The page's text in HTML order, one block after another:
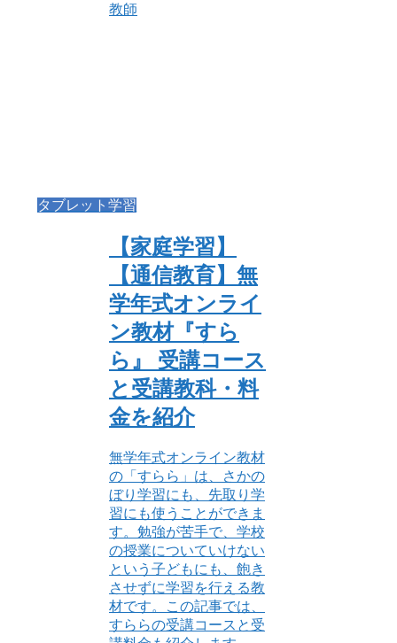
教師
タブレット学習
【家庭学習】
【通信教育】無
学年式オンライ
ン教材『すら
ら』 受講コース
と受講教科・料
金を紹介
無学年式オンライン教材
の「すらら」は、さかの
ぼり学習にも、先取り学
習にも使うことができま
す。勉強が苦手で、学校
の授業についていけない
という子どもにも、飽き
させずに学習を行える教
材です。この記事では、
すららの受講コースと受